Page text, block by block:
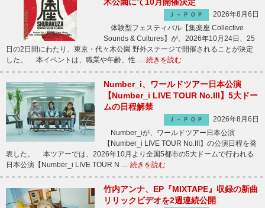
Ｊ－ＰＯＰ
2026年8月6日
体験型フェスティバル【集楽座 Collective
Sounds & Cultures】が、2026年10月24日、25
日の2日間にわたり、東京・代々木公園 野外ステージで開催されることが決定
した。 本イベントは、職業や年齢、性 … 続きを読む
Number_i、ワールドツアー日本公演
【Number_i LIVE TOUR No.III】5大ドー
ムの日程解禁
Ｊ－ＰＯＰ
2026年8月6日
Number_iが、ワールドツアー日本公演
【Number_i LIVE TOUR No.III】の公演日程を発
表した。 本ツアーでは、2026年10月より全国5都市の5大ドームで行われる
日本公演【Number_i LIVE TOUR N … 続きを読む
竹内アンナ、EP『MIXTAPE』収録の新曲
リリックビデオを2週連続公開